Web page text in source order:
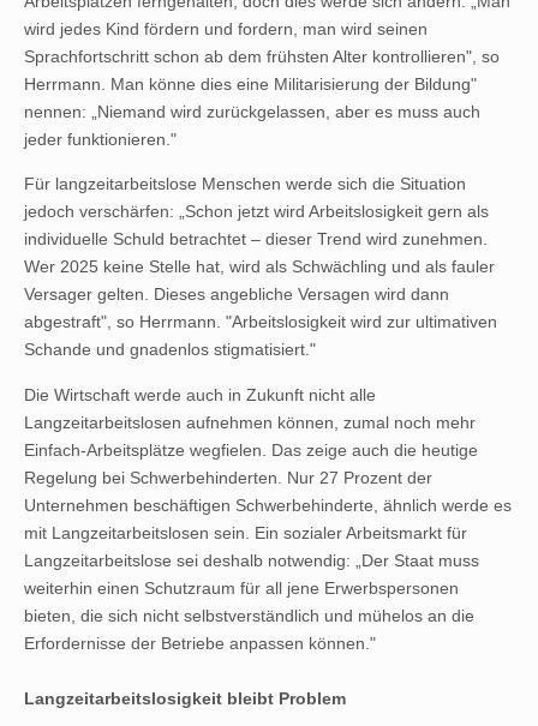
wird jedes Kind fördern und fordern, man wird seinen
Sprachfortschritt schon ab dem frühsten Alter kontrollieren", so
Herrmann. Man könne dies eine Militarisierung der Bildung"
nennen: „Niemand wird zurückgelassen, aber es muss auch
jeder funktionieren."
Für langzeitarbeitslose Menschen werde sich die Situation
jedoch verschärfen: „Schon jetzt wird Arbeitslosigkeit gern als
individuelle Schuld betrachtet – dieser Trend wird zunehmen.
Wer 2025 keine Stelle hat, wird als Schwächling und als fauler
Versager gelten. Dieses angebliche Versagen wird dann
abgestraft", so Herrmann. "Arbeitslosigkeit wird zur ultimativen
Schande und gnadenlos stigmatisiert."
Die Wirtschaft werde auch in Zukunft nicht alle
Langzeitarbeitslosen aufnehmen können, zumal noch mehr
Einfach-Arbeitsplätze wegfielen. Das zeige auch die heutige
Regelung bei Schwerbehinderten. Nur 27 Prozent der
Unternehmen beschäftigen Schwerbehinderte, ähnlich werde es
mit Langzeitarbeitslosen sein. Ein sozialer Arbeitsmarkt für
Langzeitarbeitslose sei deshalb notwendig: „Der Staat muss
weiterhin einen Schutzraum für all jene Erwerbspersonen
bieten, die sich nicht selbstverständlich und mühelos an die
Erfordernisse der Betriebe anpassen können."
Langzeitarbeitslosigkeit bleibt Problem